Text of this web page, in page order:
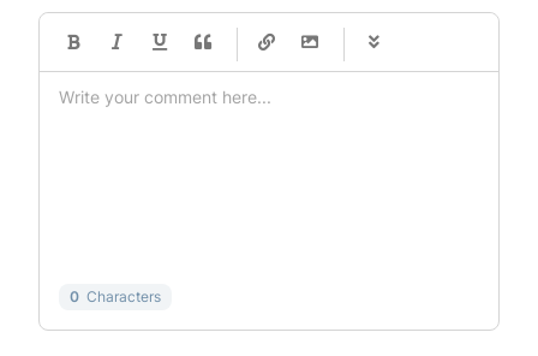
-
-
-
-
0 Characters